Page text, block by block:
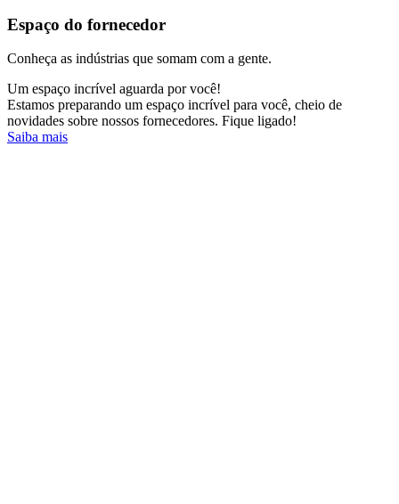
Espaço do fornecedor
Conheça as indústrias que somam com a gente.
Um espaço incrível aguarda por você!
Estamos preparando um espaço incrível para você, cheio de
novidades sobre nossos fornecedores. Fique ligado!
Saiba mais